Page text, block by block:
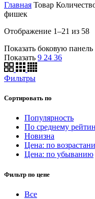
Главная Товар
фишек
Отображение 1–21 из 58
Показать боковую панель
Показать 9 24 36
Фильтры
Сортировать по
Популярность
По среднему
Новизна
Цена: по
Цена: по убыванию
Фильтр по цене
Все